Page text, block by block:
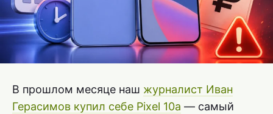
В прошлом месяце наш журналист Иван
Герасимов купил себе Pixel 10a — самый